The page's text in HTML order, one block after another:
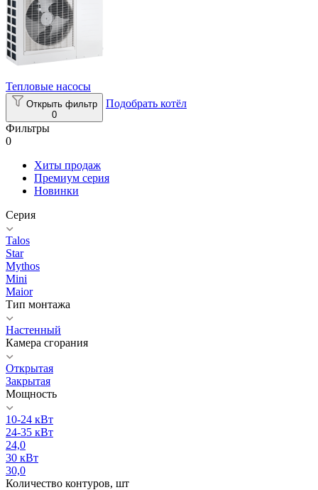
Тепловые насосы
Открыть фильтр
0
Подобрать котёл
Фильтры
0
Хиты продаж
Премиум серия
Новинки
Серия
Talos
Star
Mythos
Mini
Maior
Тип монтажа
Настенный
Камера сгорания
Открытая
Закрытая
Мощность
10-24 кВт
24-35 кВт
24,0
30 кВт
30,0
Количество контуров, шт